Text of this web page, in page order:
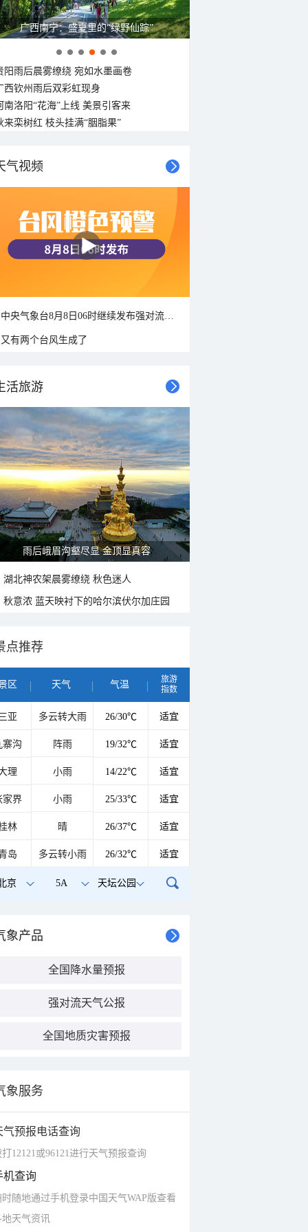
广西南宁：盛夏里的“绿野仙踪”
阳雨后晨雾缭绕 宛如水墨画卷
西钦州雨后双彩虹现身
南洛阳“花海”上线 美景引客来
来栾树红 枝头挂满“胭脂果”
气视频
又有两个台风生成了
活旅游
雨后峨眉沟壑尽显 金顶显真容
湖北神农架晨雾缭绕 秋色迷人
秋意浓 蓝天映衬下的哈尔滨伏尔加庄园
点推荐
区 天气 气温
旅游
指数
亚 多云转大雨 26/30℃ 适宜
寨沟 阵雨 19/32℃ 适宜
理 小雨 14/22℃ 适宜
家界 小雨 25/33℃ 适宜
林 晴 26/37℃ 适宜
岛 多云转小雨 26/32℃ 适宜
京 5A 天坛公园
象产品
全国降水量预报
强对流天气公报
全国地质灾害预报
象服务
气预报电话查询
打12121或96121进行天气预报查询
机查询
时随地通过手机登录中国天气WAP版查看
地天气资讯